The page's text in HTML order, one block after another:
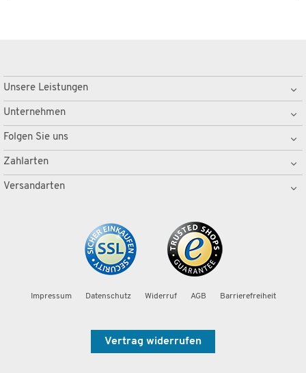
Unsere Leistungen
Unternehmen
Folgen Sie uns
Zahlarten
Versandarten
Impressum Datenschutz Widerruf AGB Barrierefreiheit
Vertrag widerrufen